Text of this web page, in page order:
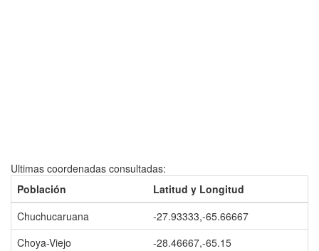
Ultimas coordenadas consultadas:
Población
Latitud y Longitud
Chuchucaruana
-27.93333,-65.66667
Choya-Viejo
-28.46667,-65.15